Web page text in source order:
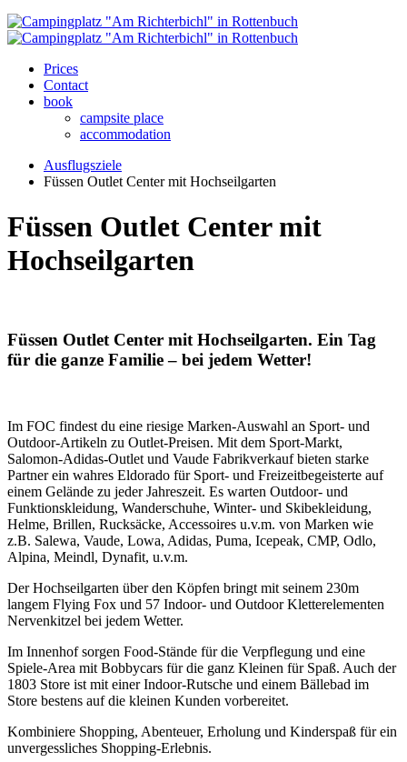
Prices
Contact
book
campsite place
accommodation
Ausflugsziele
Füssen Outlet Center mit Hochseilgarten
Füssen Outlet Center mit
Hochseilgarten
Füssen Outlet Center mit Hochseilgarten. Ein Tag
für die ganze Familie – bei jedem Wetter!
Im FOC findest du eine riesige Marken-Auswahl an Sport- und
Outdoor-Artikeln zu Outlet-Preisen. Mit dem Sport-Markt,
Salomon-Adidas-Outlet und Vaude Fabrikverkauf bieten starke
Partner ein wahres Eldorado für Sport- und Freizeitbegeisterte auf
einem Gelände zu jeder Jahreszeit. Es warten Outdoor- und
Funktionskleidung, Wanderschuhe, Winter- und Skibekleidung,
Helme, Brillen, Rucksäcke, Accessoires u.v.m. von Marken wie
z.B. Salewa, Vaude, Lowa, Adidas, Puma, Icepeak, CMP, Odlo,
Alpina, Meindl, Dynafit, u.v.m.
Der Hochseilgarten über den Köpfen bringt mit seinem 230m
langem Flying Fox und 57 Indoor- und Outdoor Kletterelementen
Nervenkitzel bei jedem Wetter.
Im Innenhof sorgen Food-Stände für die Verpflegung und eine
Spiele-Area mit Bobbycars für die ganz Kleinen für Spaß. Auch der
1803 Store ist mit einer Indoor-Rutsche und einem Bällebad im
Store bestens auf die kleinen Kunden vorbereitet.
Kombiniere Shopping, Abenteuer, Erholung und Kinderspaß für ein
unvergessliches Shopping-Erlebnis.